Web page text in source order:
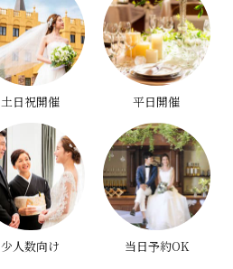
土日祝開催 平日開催
少人数向け 当日予約OK